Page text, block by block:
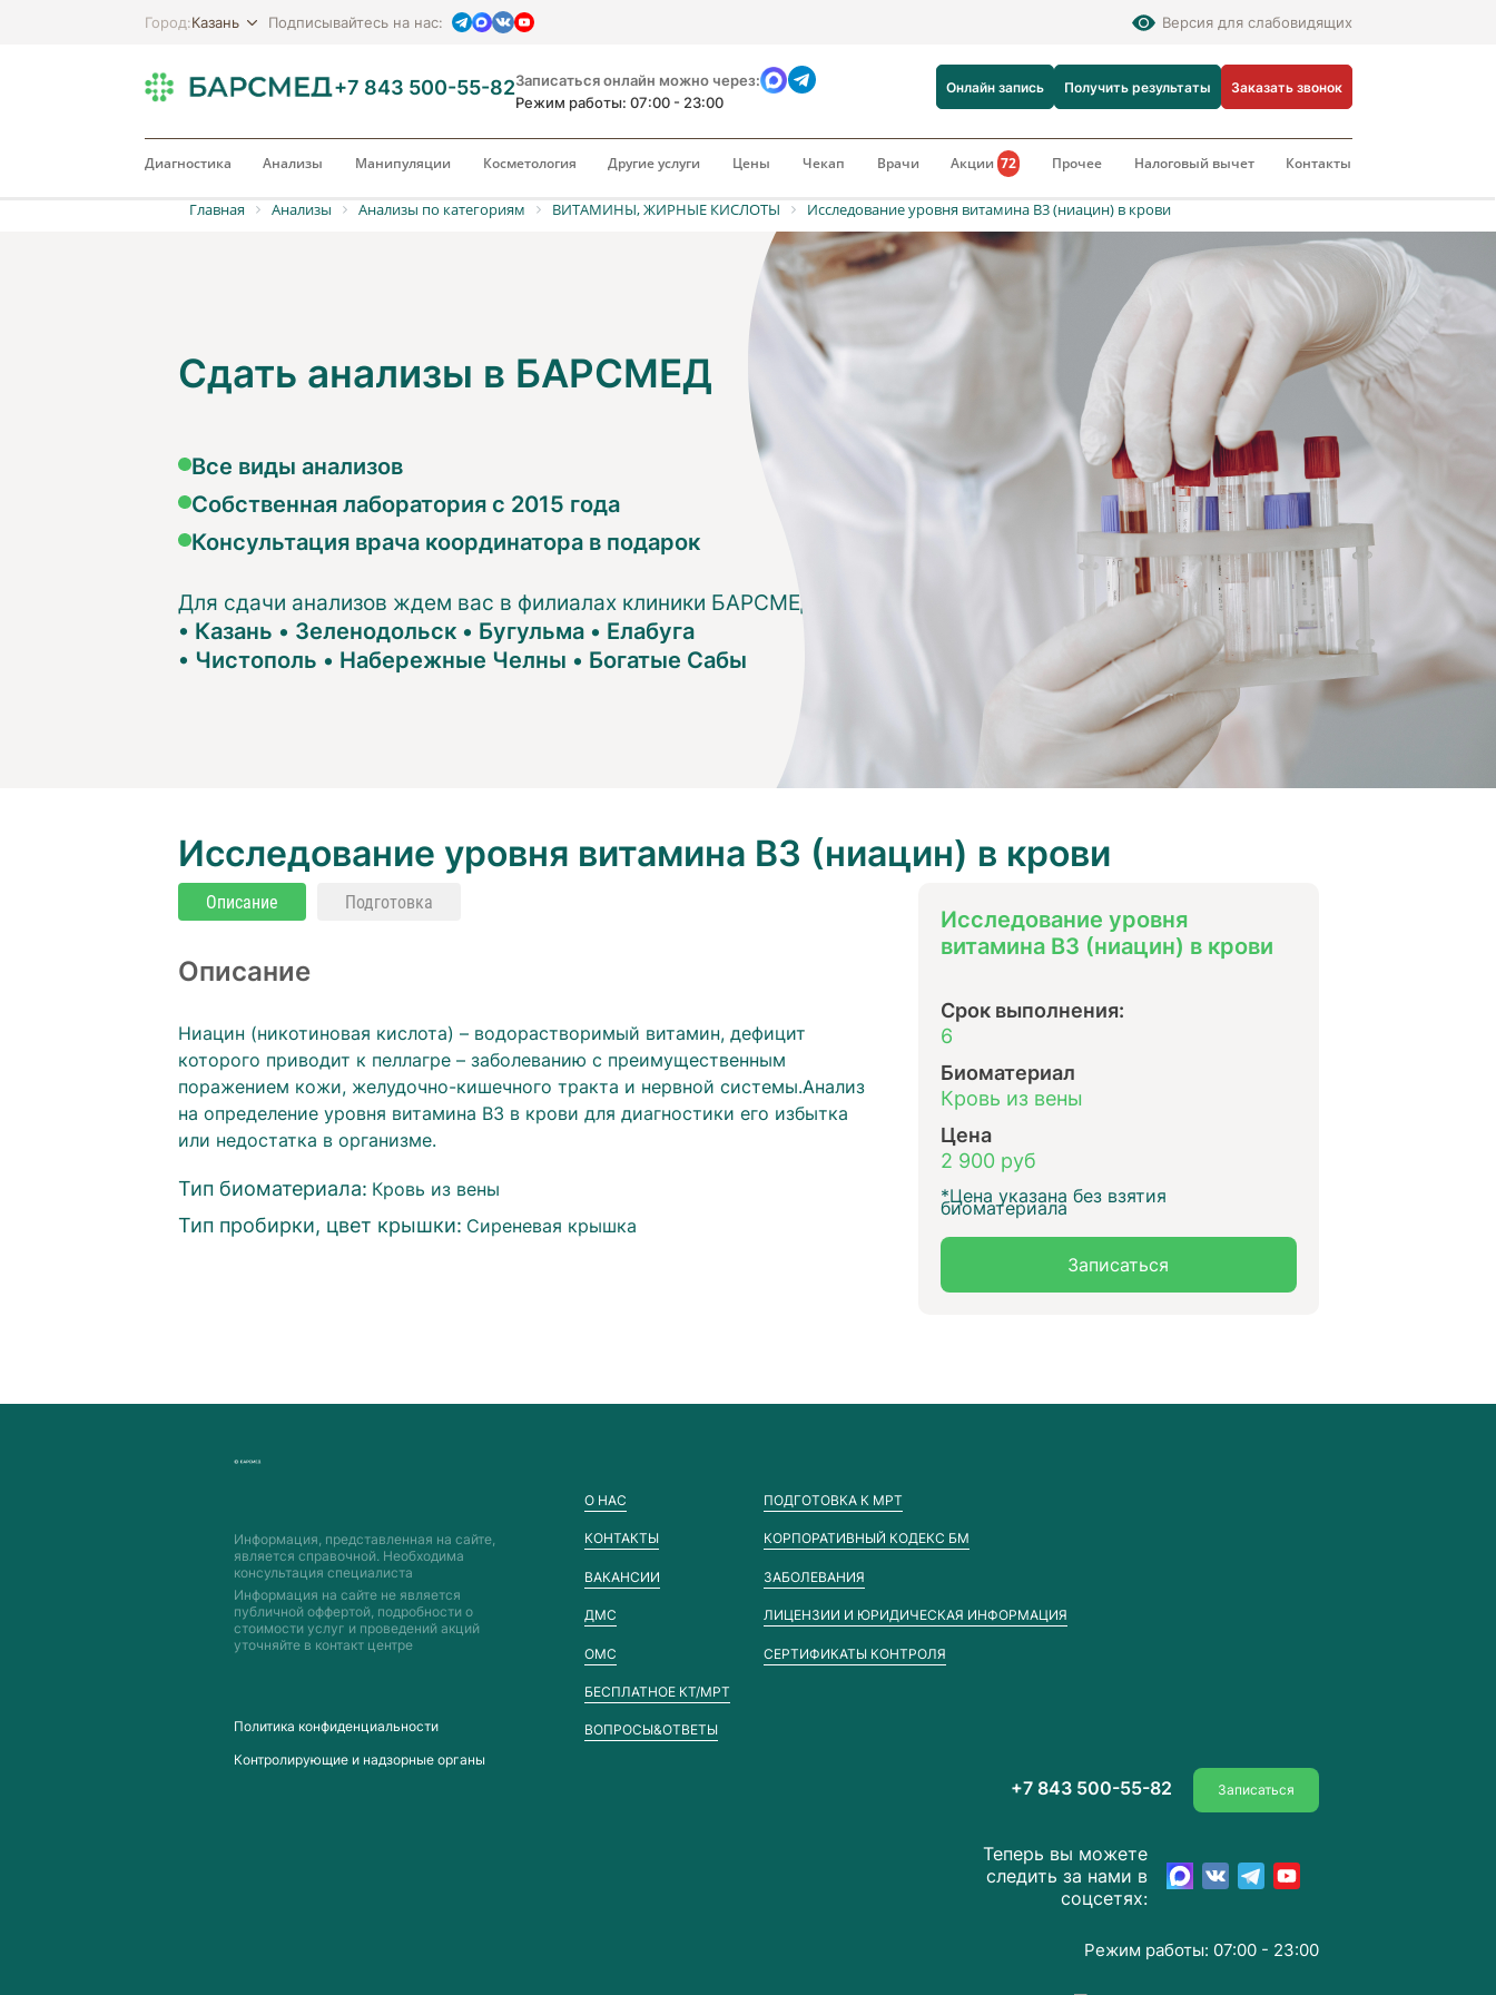
Город:Казань Подписывайтесь на нас: Версия для слабовидящих
+7 843 500-55-82Записаться онлайн можно через:
Режим работы: 07:00 - 23:00
Онлайн запись Получить результаты Заказать звонок
Диагностика Анализы Манипуляции Косметология Другие услуги Цены Чекап Врачи Акции72 Прочее Налоговый вычет Контакты
Главная Анализы Анализы по категориям ВИТАМИНЫ, ЖИРНЫЕ КИСЛОТЫ Исследование уровня витамина B3 (ниацин) в крови
Сдать анализы в БАРСМЕД
Все виды анализов
Собственная лаборатория с 2015 года
Консультация врача координатора в подарок
Для сдачи анализов ждем вас в филиалах клиники БАРСМЕД:
• Казань • Зеленодольск• Бугульма• Елабуга
• Чистополь • Набережные Челны • Богатые Сабы
Исследование уровня витамина B3 (ниацин) в крови
Исследование уровня
витамина B3 (ниацин) в крови
Срок выполнения:
6
Биоматериал
Кровь из вены
Цена
2 900 руб
*Цена указана без взятия
биоматериала
Записаться
Описание Подготовка
Описание
Ниацин (никотиновая кислота) – водорастворимый витамин, дефицит
которого приводит к пеллагре – заболеванию с преимущественным
поражением кожи, желудочно-кишечного тракта и нервной системы.Анализ
на определение уровня витамина В3 в крови для диагностики его избытка
или недостатка в организме.
Тип биоматериала: Кровь из вены
Тип пробирки, цвет крышки: Сиреневая крышка
Информация, представленная на сайте,
является справочной. Необходима
консультация специалиста
Информация на сайте не является
публичной оффертой, подробности о
стоимости услуг и проведений акций
уточняйте в контакт центре
Пoлитика конфиденциальности
Контролирующие и надзорные органы
О НАС
КОНТАКТЫ
ВАКАНСИИ
ДМС
ОМС
БЕСПЛАТНОЕ КТ/МРТ
ВОПРОСЫ&ОТВЕТЫ
ПОДГОТОВКА К МРТ
КОРПОРАТИВНЫЙ КОДЕКС БМ
ЗАБОЛЕВАНИЯ
ЛИЦЕНЗИИ И ЮРИДИЧЕСКАЯ ИНФОРМАЦИЯ
СЕРТИФИКАТЫ КОНТРОЛЯ
+7 843 500-55-82 Записаться
Теперь вы можете
следить за нами в
соцсетях:
Режим работы: 07:00 - 23:00